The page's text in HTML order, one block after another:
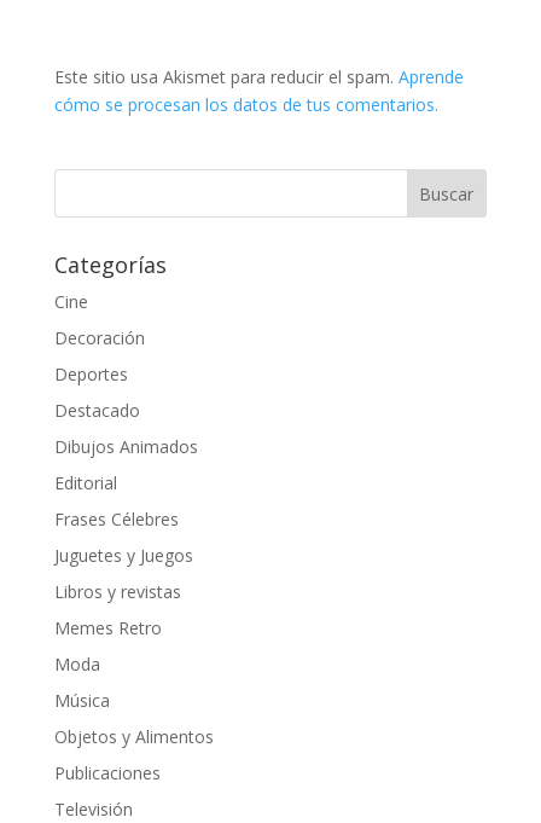
Este sitio usa Akismet para reducir el spam. Aprende
cómo se procesan los datos de tus comentarios.
Categorías
Cine
Decoración
Deportes
Destacado
Dibujos Animados
Editorial
Frases Célebres
Juguetes y Juegos
Libros y revistas
Memes Retro
Moda
Música
Objetos y Alimentos
Publicaciones
Televisión